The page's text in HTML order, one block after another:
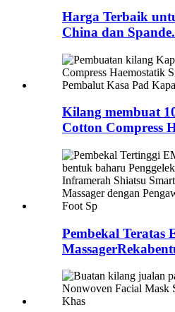
Harga Terbaik
China dan
Kilang membuat
Cotton Compress
Pembekal Teratas